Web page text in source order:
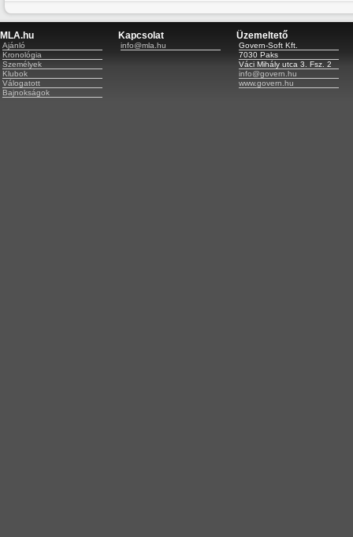
MLA.hu
Ajánló
Kronológia
Személyek
Klubok
Válogatott
Bajnokságok
Kapcsolat
info@mla.hu
Üzemeltető
Govern-Soft Kft.
7030 Paks
Váci Mihály utca 3. Fsz. 2
info@govern.hu
www.govern.hu